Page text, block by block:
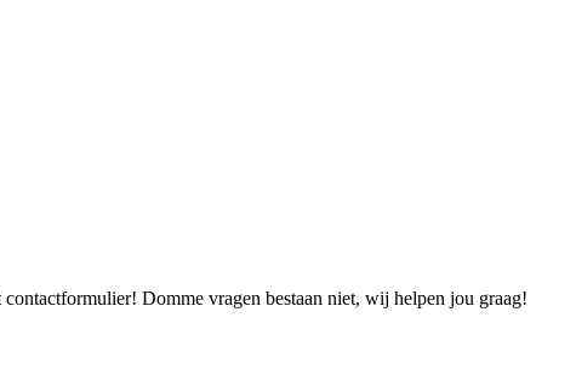
Domme vragen bestaan niet, wij helpen jou graag!